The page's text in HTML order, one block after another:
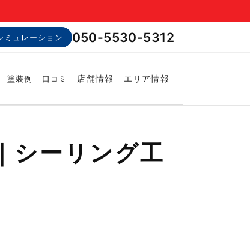
ミュレーション 050-5530-5312
塗装例 口コミ 店舗情報 エリア情報
シーリング工